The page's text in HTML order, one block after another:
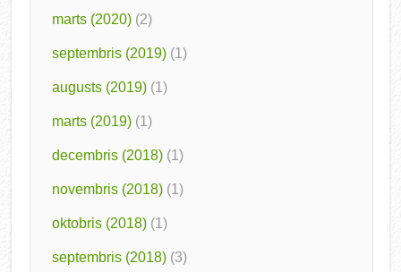
marts (2020) (2)
septembris (2019) (1)
augusts (2019) (1)
marts (2019) (1)
decembris (2018) (1)
novembris (2018) (1)
oktobris (2018) (1)
septembris (2018) (3)